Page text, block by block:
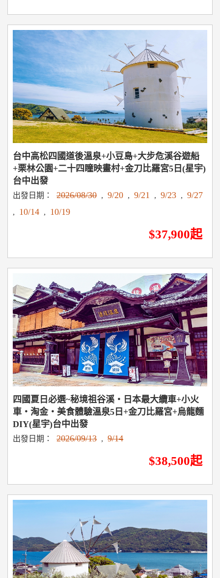
台中高松四國道後溫泉+小豆島+大步危溪谷遊船
+栗林公園+二十四瞳映畫村+金刀比羅宮5日(星宇)
台中出發
出發日期： 2026/08/30 , 9/20 , 9/21 , 9/23 , 9/27
, 10/14 , 10/19
$37,900起
四國夏日必選~秘境祖谷溪‧日本最大纜車+小火
車‧淘金‧美食體驗溫泉5日+金刀比羅宮+烏龍麵
DIY(星宇)台中出發
出發日期： 2026/09/13 , 9/14
$38,500起